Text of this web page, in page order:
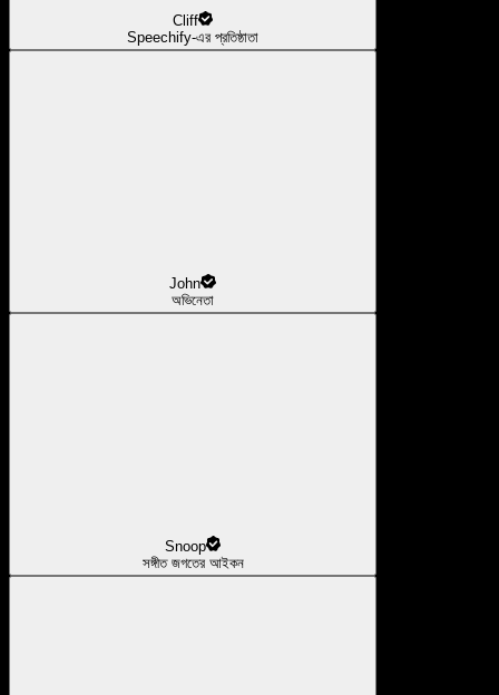
Cliff
Speechify-এর প্রতিষ্ঠাতা
John
অভিনেতা
Snoop
সঙ্গীত জগতের আইকন